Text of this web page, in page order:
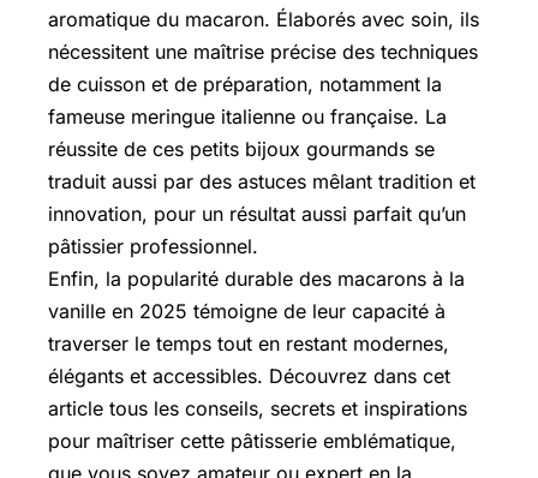
aromatique du macaron. Élaborés avec soin, ils
nécessitent une maîtrise précise des techniques
de cuisson et de préparation, notamment la
fameuse meringue italienne ou française. La
réussite de ces petits bijoux gourmands se
traduit aussi par des astuces mêlant tradition et
innovation, pour un résultat aussi parfait qu’un
pâtissier professionnel.
Enfin, la popularité durable des macarons à la
vanille en 2025 témoigne de leur capacité à
traverser le temps tout en restant modernes,
élégants et accessibles. Découvrez dans cet
article tous les conseils, secrets et inspirations
pour maîtriser cette pâtisserie emblématique,
que vous soyez amateur ou expert en la